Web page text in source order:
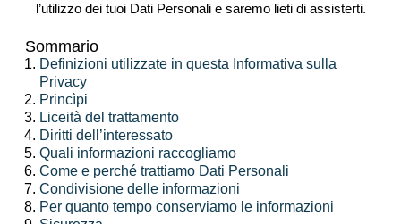
l’utilizzo dei tuoi Dati Personali e saremo lieti di assisterti.
Sommario
Definizioni utilizzate in questa Informativa sulla
Privacy
Princìpi
Liceità del trattamento
Diritti dell’interessato
Quali informazioni raccogliamo
Come e perché trattiamo Dati Personali
Condivisione delle informazioni
Per quanto tempo conserviamo le informazioni